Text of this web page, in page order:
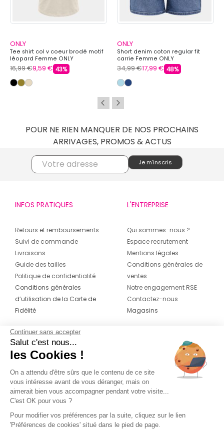
ONLY
Tee shirt col v coeur brodé motif
léopard Femme ONLY
16,99 €9,59 € 43%
ONLY
Short denim coton regular fit
carrie Femme ONLY
34,99 €17,99 € 48%
POUR NE RIEN MANQUER DE NOS PROCHAINS
ARRIVAGES, PROMOS & ACTUS
INFOS PRATIQUES
Retours et remboursements
Suivi de commande
Livraisons
Guide des tailles
Politique de confidentialité
Conditions générales
d’utilisation de la Carte de
Fidélité
L'ENTREPRISE
Qui sommes-nous ?
Espace recrutement
Mentions légales
Conditions générales de
ventes
Notre engagement RSE
Contactez-nous
Magasins
CONTACT
04 42 20 78 42
Du lundi au jeudi de 8h30 à 16h30 & le
vendredi de 8h30 à 15h30
Continuer sans accepter
Salut c'est nous...
les Cookies !
On a attendu d'être sûrs que le contenu de ce site
vous intéresse avant de vous déranger, mais on
aimerait bien vous accompagner pendant votre visite...
C'est OK pour vous ?
Pour modifier vos préférences par la suite, cliquez sur le lien
'Préférences de cookies' situé dans le pied de page.